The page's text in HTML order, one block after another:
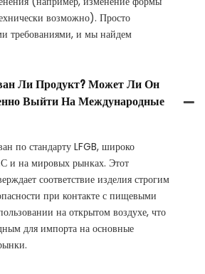
возможно). Просто
требованиями, и мы найдем
Ли Продукт? Может Ли Он
Выйти На Международные
по стандарту LFGB, широко
и на мировых рынках. Этот
соответствие изделия строгим
при контакте с пищевыми
на открытом воздухе, что
для импорта на основные